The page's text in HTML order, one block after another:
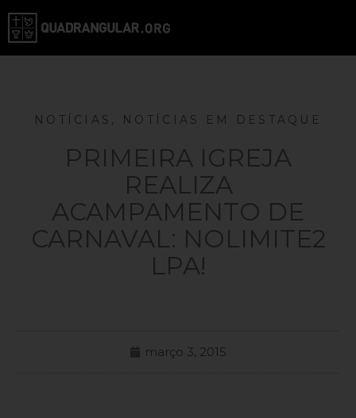
NOTÍCIAS , NOTÍCIAS EM DESTAQUE
PRIMEIRA IGREJA
REALIZA
ACAMPAMENTO DE
CARNAVAL: NOLIMITE2
LPA!
março 3, 2015